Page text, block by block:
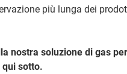
più lunga dei
nostra soluzione di gas
qui sotto.